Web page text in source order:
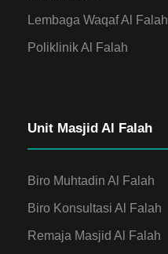
Lembaga Waqaf Al Falah
Poliklinik Al Falah
Unit Masjid Al Falah
Biro Muhtadin Al Falah
Biro Konsultasi Al Falah
Remaja Masjid Al Falah